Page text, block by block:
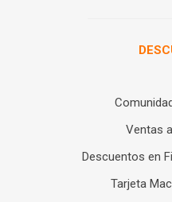
Ventas
Descuentos en
Tarjeta